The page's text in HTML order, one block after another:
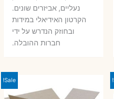
8 ₪.
7 ₪.נעליים, אביזרים שונים.
הקרטון האידיאלי במידות
ובחוזק הנדרש על ידי
חברות ההובלה.
Sale!